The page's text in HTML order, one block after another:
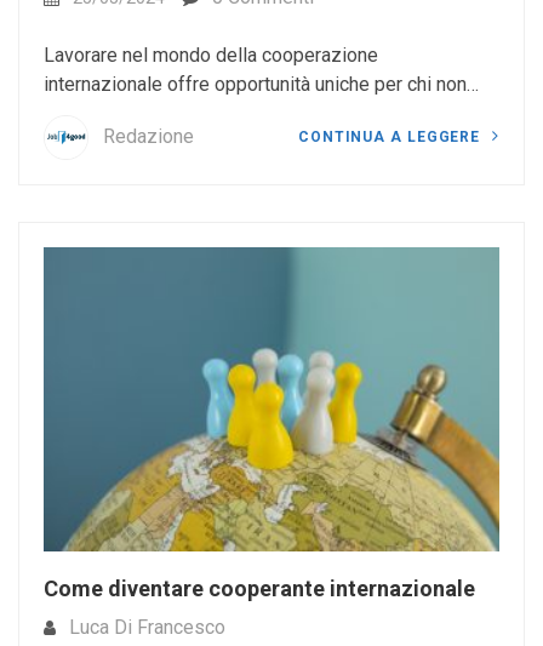
Lavorare nel mondo della cooperazione
internazionale offre opportunità uniche per chi non…
Redazione CONTINUA A LEGGERE
Come diventare cooperante internazionale
Luca Di Francesco